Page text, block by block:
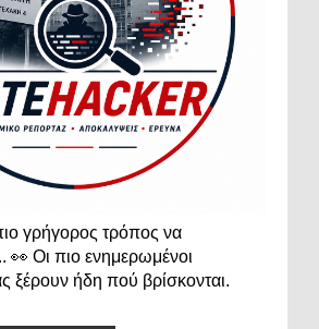
γρήγορος τρόπος να
👀 Οι πιο ενημερωμένοι
ξέρουν ήδη πού βρίσκονται.